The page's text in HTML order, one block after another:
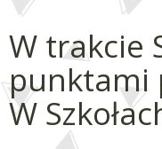
W trakcie
punktami
W